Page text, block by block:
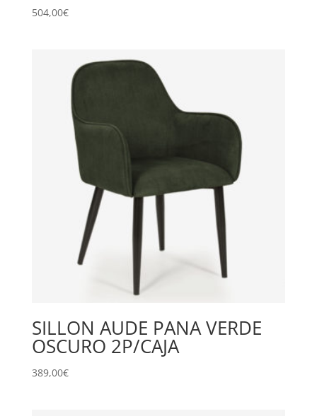
504,00€
SILLON AUDE PANA VERDE
OSCURO 2P/CAJA
389,00€